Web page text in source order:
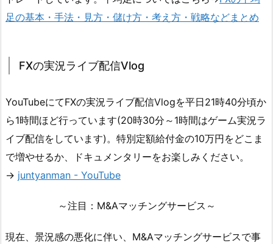
足の基本・手法・見方・儲け方・考え方・戦略などまとめ
FXの実況ライブ配信Vlog
YouTubeにてFXの実況ライブ配信Vlogを平日21時40分頃か
ら1時間ほど行っています(20時30分～1時間はゲーム実況ラ
イブ配信をしています)。特別定額給付金の10万円をどこま
で増やせるか、ドキュメンタリーをお楽しみください。
→ juntyanman - YouTube
～注目：M&Aマッチングサービス～
現在、景況感の悪化に伴い、M&Aマッチングサービスで事